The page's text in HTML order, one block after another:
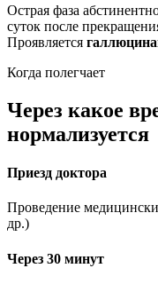
Острая фаза
суток после
Проявляется
Когда полегчает
Через какое
нормализуется
Приезд доктора
Проведение
др.)
Через 30 минут